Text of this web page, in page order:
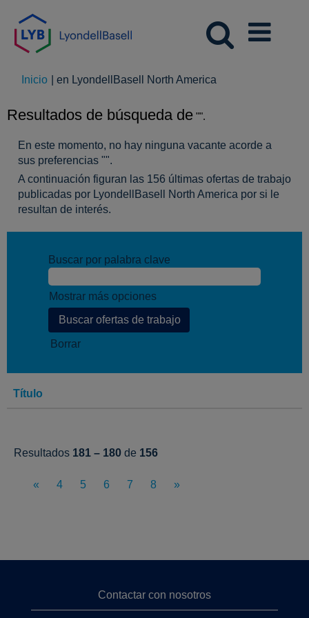
Inicio en LyondellBasell North America
Resultados de búsqueda de "".
En este momento, no hay ninguna vacante acorde a
sus preferencias "".
A continuación figuran las 156 últimas ofertas de trabajo
publicadas por LyondellBasell North America por si le
resultan de interés.
Buscar por palabra clave
Mostrar más opciones
Borrar
Título
Resultados 181 – 180 de 156
« 4 5 6 7 8 »
Contactar con nosotros